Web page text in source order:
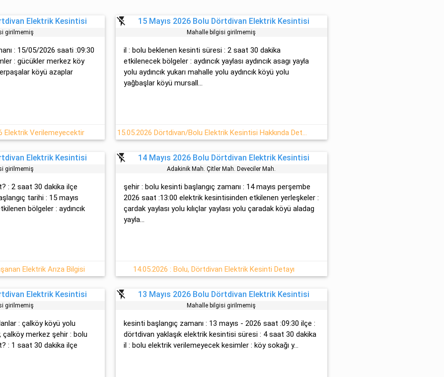
Elektrik Kesintisi
girilmemiş
: 15/05/2026 saati :09:30
: gücükler merkez köy
köyü azaplar
Elektrik Verilemeyecektir
flash_off 15 Mayıs 2026 Bolu Dörtdivan Elektrik Kesintisi
Mahalle bilgisi girilmemiş
il : bolu beklenen kesinti süresi : 2 saat 30 dakika
etkilenecek bölgeler : aydıncık yaylası aydıncık asagı yayla
yolu aydıncık yukarı mahalle yolu aydıncık köyü yolu
yağbaşlar köyü mursall...
15.05.2026 Dörtdivan/Bolu Elektrik Kesintisi Hakkında Detaylar
Elektrik Kesintisi
girilmemiş
: 2 saat 30 dakika ilçe
tarihi : 15 mayıs
bölgeler : aydıncık
Elektrik Arıza Bilgisi
flash_off 14 Mayıs 2026 Bolu Dörtdivan Elektrik Kesintisi
Adakinik Mah. Çi̇tler Mah. Deveci̇ler Mah.
şehir : bolu kesinti başlangıç zamanı : 14 mayıs perşembe
2026 saat :13:00 elektrik kesintisinden etkilenen yerleşkeler :
çardak yaylası yolu kılıçlar yaylası yolu çaradak köyü aladag
yayla...
14.05.2026 : Bolu, Dörtdivan Elektrik Kesinti Detayı
Elektrik Kesintisi
girilmemiş
: çalköy köyü yolu
merkez şehir : bolu
: 1 saat 30 dakika ilçe
flash_off 13 Mayıs 2026 Bolu Dörtdivan Elektrik Kesintisi
Mahalle bilgisi girilmemiş
kesinti başlangıç zamanı : 13 mayıs - 2026 saat :09:30 ilçe :
dörtdivan yaklaşık elektrik kesintisi süresi : 4 saat 30 dakika
il : bolu elektrik verilemeyecek kesimler : köy sokağı y...